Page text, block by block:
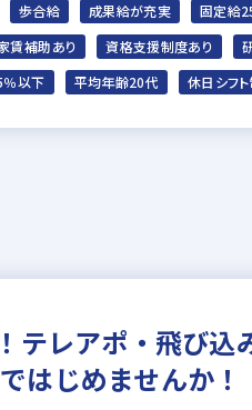
歩合給 成果給が充実 固定給
賃補助あり 資格支援制度あり
以下 平均年齢20代 休日シフ
テレアポ・飛び込
はじめませんか！